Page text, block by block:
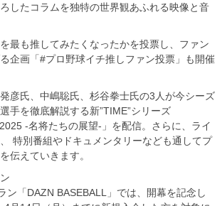
したコラムを独特の世界観あふれる映像と音
最も推してみたくなったかを投票し、ファン
企画「#プロ野球イチ推しファン投票」も開催
彦氏、中嶋聡氏、杉谷拳士氏の3人が今シーズ
手を徹底解説する新”TIME”シリーズ
2025 -名将たちの展望-」を配信。さらに、ライ
特別番組やドキュメンタリーなども通してプ
伝えていきます。
ン「DAZN BASEBALL」では、開幕を記念し